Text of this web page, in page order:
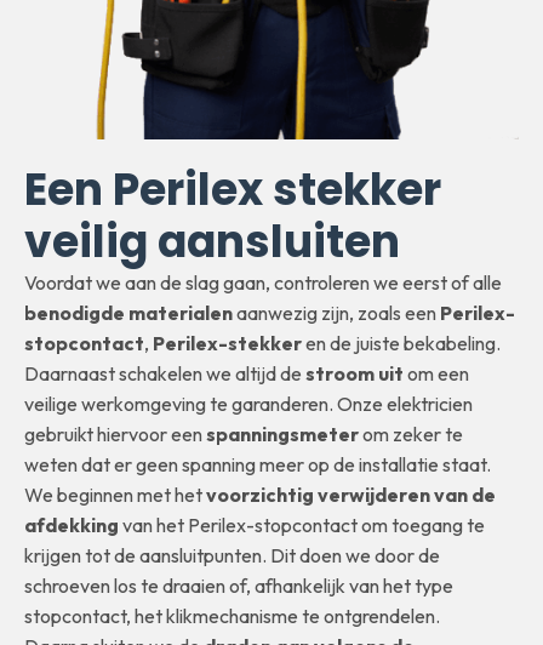
Een Perilex stekker
veilig aansluiten
Voordat we aan de slag gaan, controleren we eerst of alle
benodigde materialenaanwezig zijn, zoals een Perilex-
stopcontact, Perilex-stekkeren de juiste bekabeling.
Daarnaast schakelen we altijd de stroom uit om een
veilige werkomgeving te garanderen. Onze elektricien
gebruikt hiervoor eenspanningsmeterom zeker te
weten dat er geen spanning meer op de installatie staat.
We beginnen met hetvoorzichtig verwijderen van de
afdekking van het Perilex-stopcontact om toegang te
krijgen tot de aansluitpunten. Dit doen we door de
schroeven los te draaien of, afhankelijk van het type
stopcontact, het klikmechanisme te ontgrendelen.